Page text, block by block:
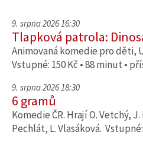
9. srpna 2026 16:30
Tlapková patrola:
Animovaná komedie pro děti,
Vstupné: 150 Kč • 88 minut •
9. srpna 2026 18:30
6 gramů
Komedie ČR. Hrají O. Vetchý,
Pechlát, L. Vlasáková.